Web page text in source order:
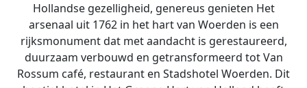
Hollandse gezelligheid, genereus genieten Het
arsenaal uit 1762 in het hart van Woerden is een
rijksmonument dat met aandacht is gerestaureerd,
duurzaam verbouwd en getransformeerd tot Van
Rossum café, restaurant en Stadshotel Woerden. Dit